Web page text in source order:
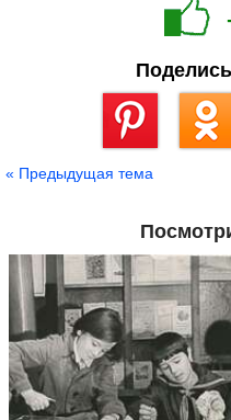
« Предыдущая тема